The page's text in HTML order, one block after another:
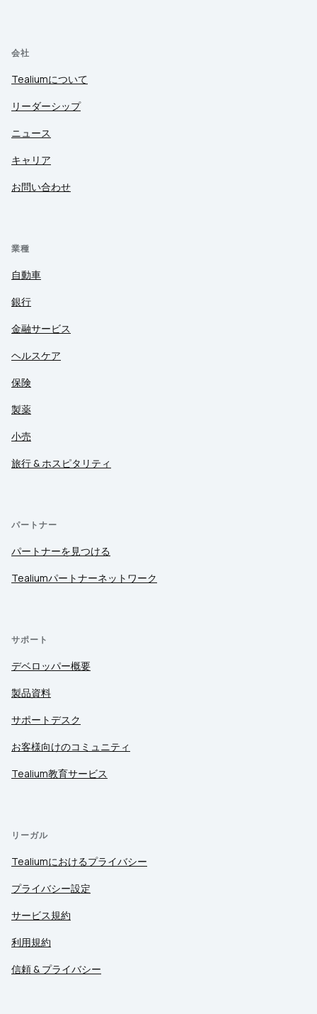
会社
Tealiumについて
リーダーシップ
ニュース
キャリア
お問い合わせ
業種
自動車
銀行
金融サービス
ヘルスケア
保険
製薬
小売
旅行 & ホスピタリティ
パートナー
パートナーを見つける
Tealiumパートナーネットワーク
サポート
デベロッパー概要
製品資料
サポートデスク
お客様向けのコミュニティ
Tealium教育サービス
リーガル
Tealiumにおけるプライバシー
プライバシー設定
サービス規約
利用規約
信頼 & プライバシー